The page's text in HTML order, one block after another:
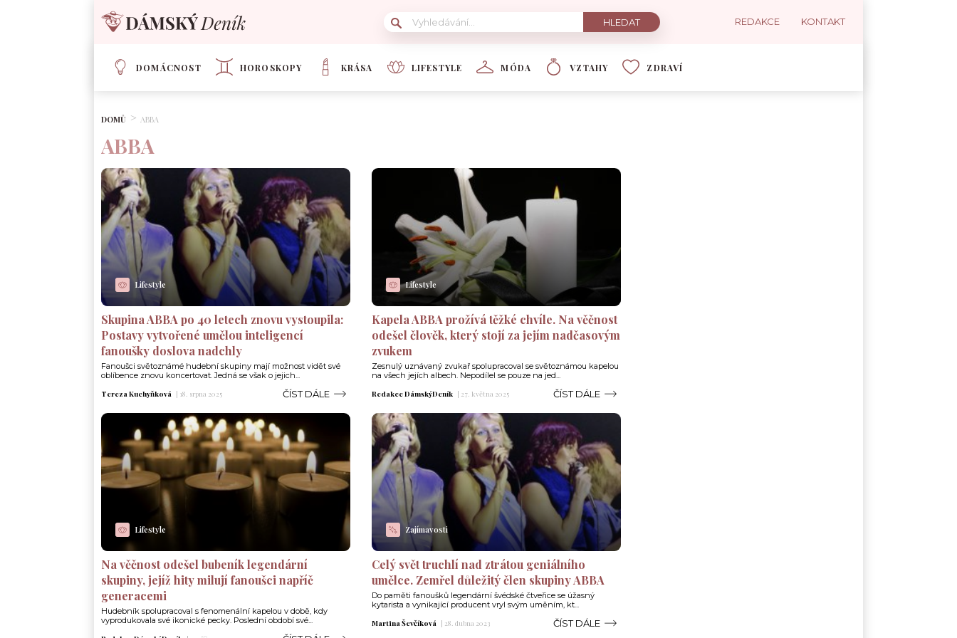
REDAKCE KONTAKT
DOMÁCNOST HOROSKOPY KRÁSA LIFESTYLE MÓDA VZTAHY ZDRAVÍ
DOMŮ ABBA
ABBA
Lifestyle
Skupina ABBA po 40 letech znovu vystoupila:
Postavy vytvořené umělou inteligencí
fanoušky doslova nadchly
Fanoušci světoznámé hudební skupiny mají možnost vidět své
oblíbence znovu koncertovat. Jedná se však o jejich...
Tereza Kuchyňková | 18. srpna 2025 ČÍST DÁLE
Lifestyle
Kapela ABBA prožívá těžké chvíle. Na věčnost
odešel člověk, který stojí za jejím nadčasovým
zvukem
Zesnulý uznávaný zvukař spolupracoval se světoznámou kapelou
na všech jejích albech. Nepodílel se pouze na jed...
Redakce DámskýDeník | 27. května 2025 ČÍST DÁLE
Lifestyle
Na věčnost odešel bubeník legendární
skupiny, jejíž hity milují fanoušci napříč
generacemi
Hudebník spolupracoval s fenomenální kapelou v době, kdy
vyprodukovala své ikonické pecky. Poslední období své...
Zajímavosti
Celý svět truchlí nad ztrátou geniálního
umělce. Zemřel důležitý člen skupiny ABBA
Do paměti fanoušků legendární švédské čtveřice se úžasný
kytarista a vynikající producent vryl svým uměním, kt...
Martina Ševčíková | 28. dubna 2023 ČÍST DÁLE